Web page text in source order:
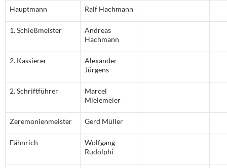
Hauptmann Ralf Hachmann
1. Schießmeister
Andreas
Hachmann
2. Kassierer
Alexander
Jürgens
2. Schriftführer
Marcel
Mielemeier
Zeremonienmeister Gerd Müller
Fähnrich
Wolfgang
Rudolphi